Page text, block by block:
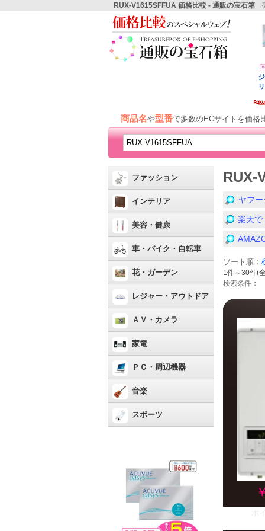
RUX-V1615SFFUA 価格比較 - 通販の宝石箱
商品名や型番で多数のECサイトを価
ファッション
インテリア
美容・健康
車・バイク・自転車
花・ガーデン
レジャー・アウトドア
ＡＶ・カメラ
家電
ＰＣ・周辺機器
音楽
スポーツ
RUX-
ヤフ
楽天で
ソート順：
1件～30件(
検索条件：